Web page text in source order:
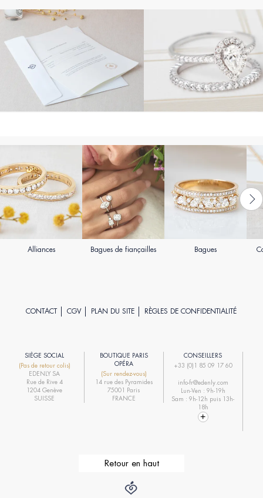
Alliances Bagues de fiançailles Bagues
CONTACT CGV PLAN DU SITE RÈGLES DE CONFIDENTIALITÉ
SIÈGE SOCIAL
(Pas de retour colis)
EDENLY SA
Rue de Rive 4
1204 Genève
SUISSE
BOUTIQUE PARIS
OPÉRA
(Sur rendez-vous)
14 rue des Pyramides
75001 Paris
FRANCE
CONSEILLERS
+33 (0)1 85 09 17 60
info-fr@edenly.com
Lun-Ven : 9h-19h
Sam : 9h-12h puis 13h-
18h
Retour en haut